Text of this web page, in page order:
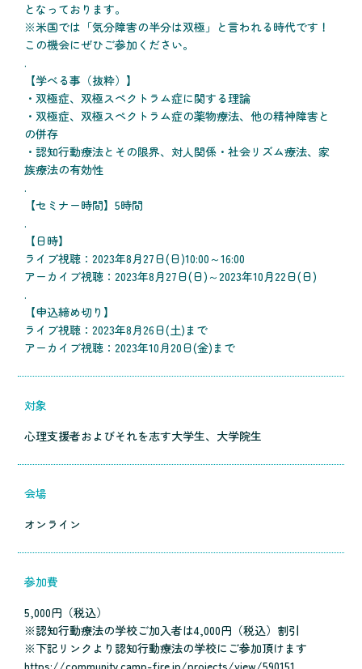
となっております。
※米国では「気分障害の半分は双極」と言われる時代です！
この機会にぜひご参加ください。
.
【学べる事（抜粋）】
・双極症、双極スペクトラム症に関する理論
・双極症、双極スペクトラム症の薬物療法、他の精神障害と
の併存
・認知行動療法とその限界、対人関係・社会リズム療法、家
族療法の有効性
.
【セミナー時間】5時間
.
【日時】
ライブ視聴：2023年8月27日(日)10:00～16:00
アーカイブ視聴：2023年8月27日(日)～2023年10月22日(日)
.
【申込締め切り】
ライブ視聴：2023年8月26日(土)まで
アーカイブ視聴：2023年10月20日(金)まで
対象
心理支援者およびそれを志す大学生、大学院生
会場
オンライン
参加費
5,000円（税込）
※認知行動療法の学校ご加入者は4,000円（税込）割引
※下記リンクより認知行動療法の学校にご参加頂けます
https://community.camp-fire.jp/projects/view/590151